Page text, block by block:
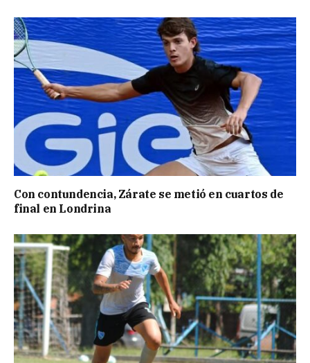
Con contundencia, Zárate se metió en cuartos de
final en Londrina